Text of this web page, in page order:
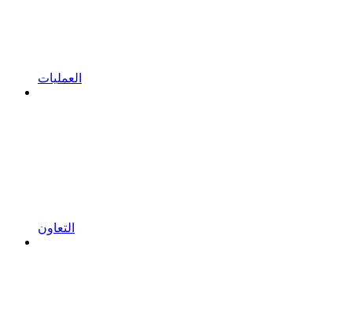
العمليات
التعاون